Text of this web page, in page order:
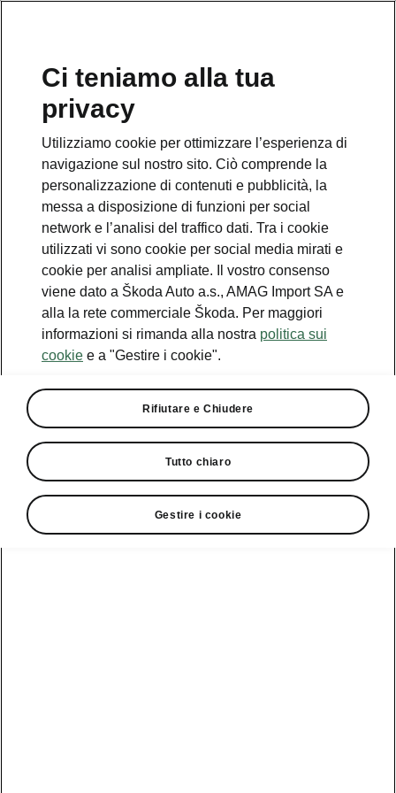
Ci teniamo alla tua
privacy
Utilizziamo cookie per ottimizzare l’esperienza di
navigazione sul nostro sito. Ciò comprende la
personalizzazione di contenuti e pubblicità, la
messa a disposizione di funzioni per social
network e l’analisi del traffico dati. Tra i cookie
utilizzati vi sono cookie per social media mirati e
cookie per analisi ampliate. Il vostro consenso
viene dato a Škoda Auto a.s., AMAG Import SA e
alla la rete commerciale Škoda. Per maggiori
informazioni si rimanda alla nostra politica sui
cookie e a "Gestire i cookie".
Rifiutare e Chiudere
Tutto chiaro
Gestire i cookie